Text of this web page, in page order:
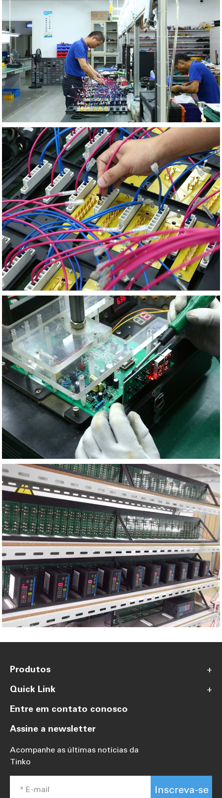
Produtos
+
Quick Link
+
Entre em contato conosco
Assine a newsletter
Acompanhe as últimas notícias da
Tinko
Inscreva-se